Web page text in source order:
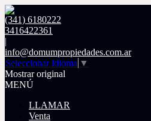
(341) 6180222
3416422361
|
info@domumpropiedades.com.ar
Seleccionar idioma ▼
Mostrar original
MENÚ
LLAMAR
Venta